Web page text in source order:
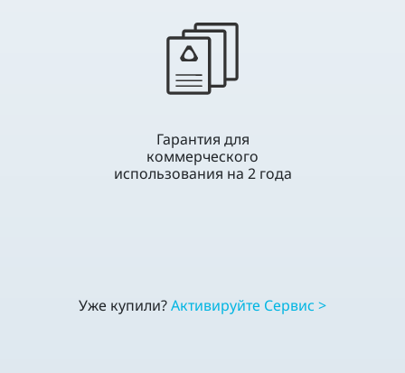
Гарантия для
коммерческого
использования на 2 года
Уже купили?Активируйте Cервис >